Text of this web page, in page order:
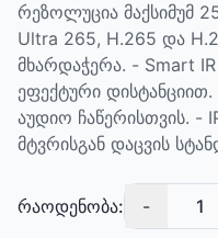
რეზოლუცია მაქსიმუმ
Ultra 265, H.265 და
მხარდაჭერა. - Smart
ეფექტური
აუდიო ჩაწერისთვის. -
მტვრისგან დაცვის
რაოდენობა: - 1